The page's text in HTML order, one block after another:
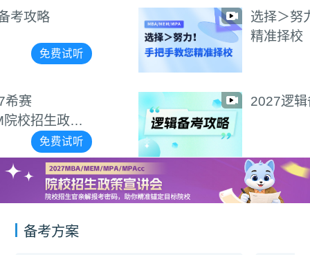
选择＞努力！手把手教您
精准择校
免费试听
2027逻辑备考攻略
免费试听
备考方案